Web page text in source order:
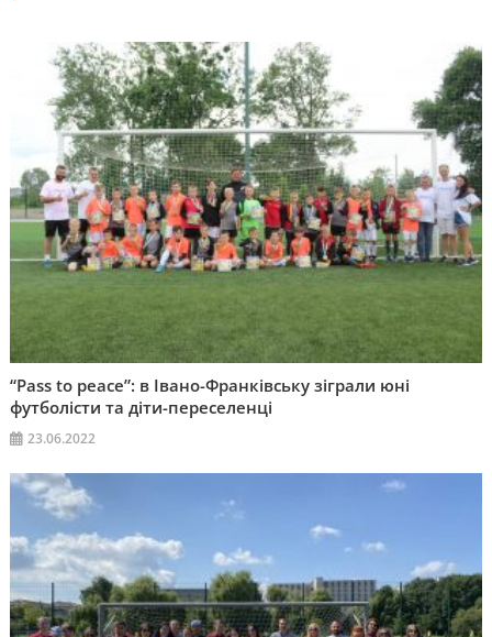
“Pass to peace”: в Івано-Франківську зіграли юні
футболісти та діти-переселенці
23.06.2022